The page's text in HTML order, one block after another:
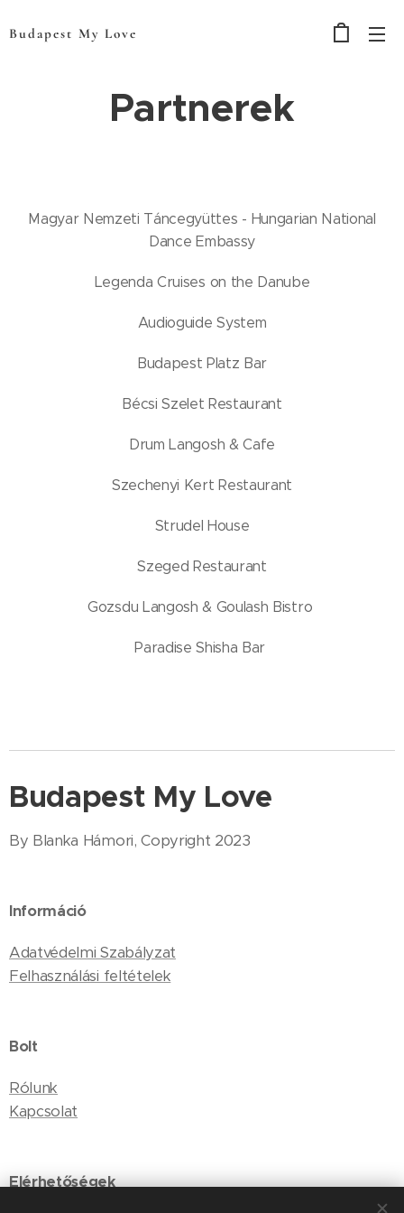
Budapest My Love
Partnerek
Magyar Nemzeti Táncegyüttes - Hungarian National
Dance Embassy
Legenda Cruises on the Danube
Audioguide System
Budapest Platz Bar
Bécsi Szelet Restaurant
Drum Langosh & Cafe
Szechenyi Kert Restaurant
Strudel House
Szeged Restaurant
Gozsdu Langosh & Goulash Bistro
Paradise Shisha Bar
Budapest My Love
By Blanka Hámori, Copyright 2023
Információ
Adatvédelmi Szabályzat
Felhasználási feltételek
Bolt
Rólunk
Kapcsolat
Elérhetőségek